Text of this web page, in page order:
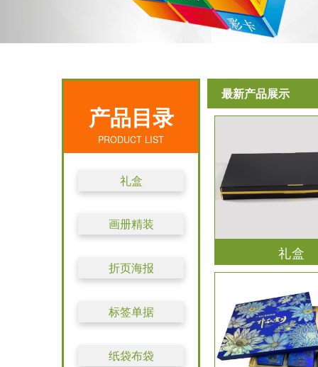
产品目录
PRODUCT LIST
礼盒
画册精装
折页海报
标签单据
纸袋布袋
最新产品展示
礼盒